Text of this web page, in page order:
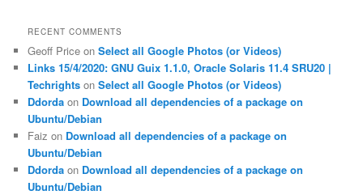
RECENT COMMENTS
Geoff Price onSelect all Google Photos (or Videos)
Links 15/4/2020: GNU Guix 1.1.0, Oracle Solaris 11.4 SRU20 |
Techrights onSelect all Google Photos (or Videos)
Ddorda on Download all dependencies of a package on
Ubuntu/Debian
Faiz on Download all dependencies of a package on
Ubuntu/Debian
Ddorda on Download all dependencies of a package on
Ubuntu/Debian